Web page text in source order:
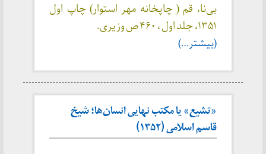
بی‌نا، قم ( چاپخانه مهر استوار) چاپ اول
۱۳۵۱، جلد اول ، ۴۶۰ ص وزیری.
(بیشتر…)
«تشیع» یا مکتب نهایی انسان‌ها؛ شیخ
قاسم اسلامی (۱۳۵۲)